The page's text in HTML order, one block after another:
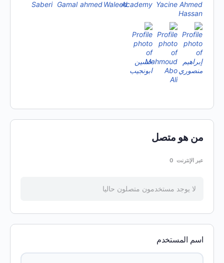
من هو متصل
عبر الإنترنت 0
لا يوجد مستخدمون متصلون حاليا
اسم المستخدم